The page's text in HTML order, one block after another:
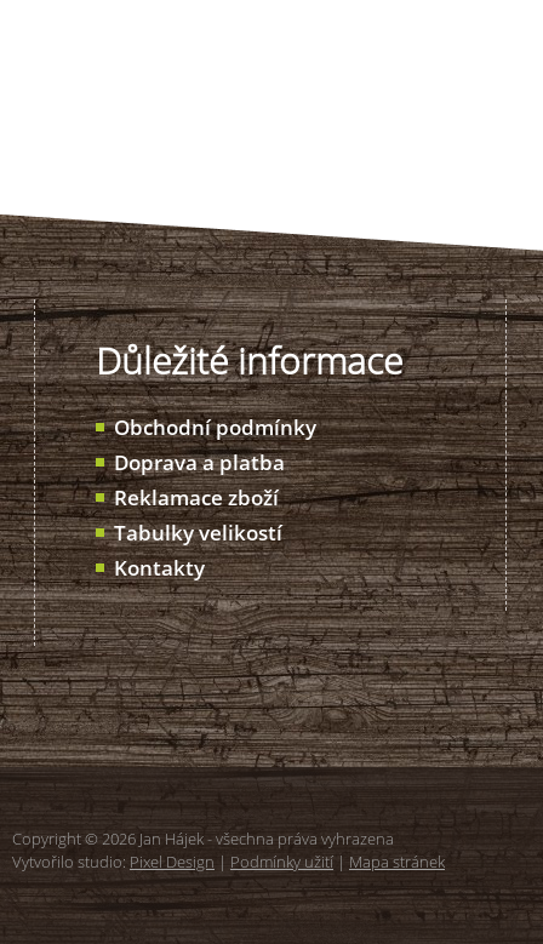
Důležité informace
Obchodní podmínky
Doprava a platba
Reklamace zboží
Tabulky velikostí
Kontakty
Copyright © 2026 Jan Hájek - všechna práva vyhrazena
Vytvořilo studio: Pixel Design | Podmínky užití | Mapa stránek